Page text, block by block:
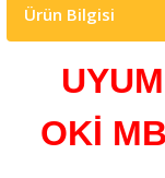
Ürün Bilgisi
OKİ